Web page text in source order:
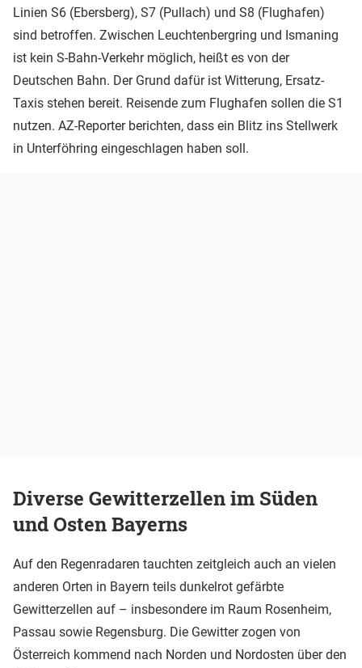
Linien S6 (Ebersberg), S7 (Pullach) und S8 (Flughafen)
sind betroffen. Zwischen Leuchtenbergring und Ismaning
ist kein S-Bahn-Verkehr möglich, heißt es von der
Deutschen Bahn. Der Grund dafür ist Witterung, Ersatz-
Taxis stehen bereit. Reisende zum Flughafen sollen die S1
nutzen. AZ-Reporter berichten, dass ein Blitz ins Stellwerk
in Unterföhring eingeschlagen haben soll.
Diverse Gewitterzellen im Süden
und Osten Bayerns
Auf den Regenradaren tauchten zeitgleich auch an vielen
anderen Orten in Bayern teils dunkelrot gefärbte
Gewitterzellen auf – insbesondere im Raum Rosenheim,
Passau sowie Regensburg. Die Gewitter zogen von
Österreich kommend nach Norden und Nordosten über den